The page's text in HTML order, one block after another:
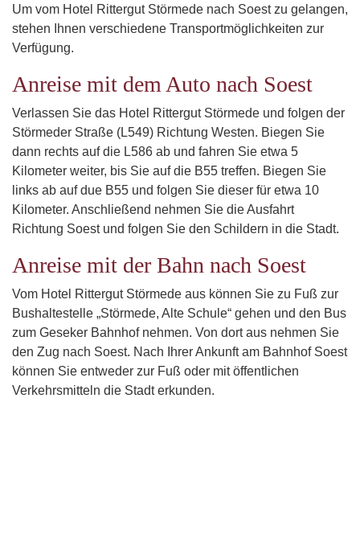
Um vom Hotel Rittergut Störmede nach Soest zu gelangen,
stehen Ihnen verschiedene Transportmöglichkeiten zur
Verfügung.
Anreise mit dem Auto nach Soest
Verlassen Sie das Hotel Rittergut Störmede und folgen der
Störmeder Straße (L549) Richtung Westen. Biegen Sie
dann rechts auf die L586 ab und fahren Sie etwa 5
Kilometer weiter, bis Sie auf die B55 treffen. Biegen Sie
links ab auf due B55 und folgen Sie dieser für etwa 10
Kilometer. Anschließend nehmen Sie die Ausfahrt
Richtung Soest und folgen Sie den Schildern in die Stadt.
Anreise mit der Bahn nach Soest
Vom Hotel Rittergut Störmede aus können Sie zu Fuß zur
Bushaltestelle „Störmede, Alte Schule“ gehen und den Bus
zum Geseker Bahnhof nehmen. Von dort aus nehmen Sie
den Zug nach Soest. Nach Ihrer Ankunft am Bahnhof Soest
können Sie entweder zur Fuß oder mit öffentlichen
Verkehrsmitteln die Stadt erkunden.